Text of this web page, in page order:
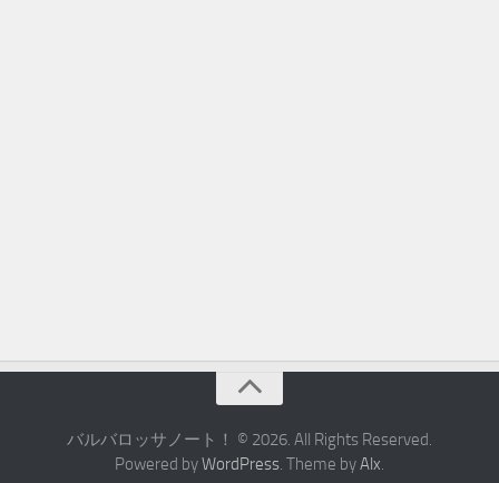
バルバロッサノート！ © 2026. All Rights Reserved.
Powered byWordPress. Theme byAlx.